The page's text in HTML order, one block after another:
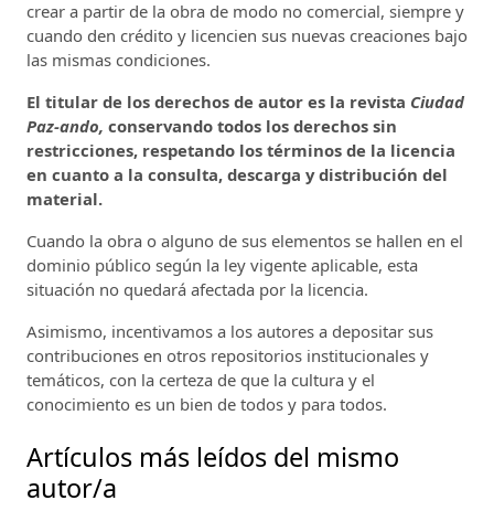
crear a partir de la obra de modo no comercial, siempre y
cuando den crédito y licencien sus nuevas creaciones bajo
las mismas condiciones.
El titular de los derechos de autor es la revista Ciudad
Paz-ando, conservando todos los derechos sin
restricciones, respetando los términos de la licencia
en cuanto a la consulta, descarga y distribución del
material.
Cuando la obra o alguno de sus elementos se hallen en el
dominio público según la ley vigente aplicable, esta
situación no quedará afectada por la licencia.
Asimismo, incentivamos a los autores a depositar sus
contribuciones en otros repositorios institucionales y
temáticos, con la certeza de que la cultura y el
conocimiento es un bien de todos y para todos.
Artículos más leídos del mismo
autor/a